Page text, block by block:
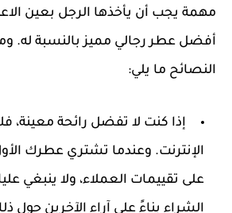
مهمة يجب أن يأخذها الرجل بعين
أفضل عطر رجالي مميز بالنسبة له.
النصائح ما يلي:
إذا كنت لا تفضل رائحة معينة،
الإنترنت. وعندما تشتري عطرك
على تقييمات العملاء، ولا ينبغي
الشراء بناءً على آراء الآخرين حول